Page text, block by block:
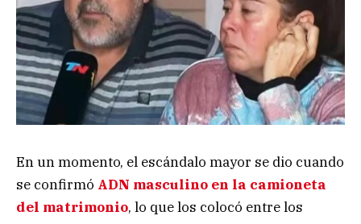
En un momento, el escándalo mayor se dio cuando
se confirmó ADN masculino en la camioneta
del matrimonio, lo que los colocó entre los